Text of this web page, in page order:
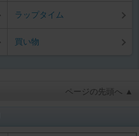
ラップタイム
買い物
ページの先頭へ ▲